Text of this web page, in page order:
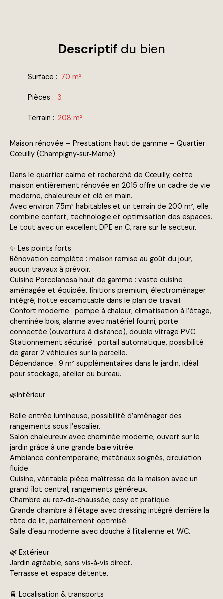
Descriptif du bien
Surface : 70 m²
Pièces : 3
Terrain : 208 m²
Maison rénovée – Prestations haut de gamme – Quartier
Cœuilly (Champigny‑sur‑Marne)
Dans le quartier calme et recherché de Cœuilly, cette
maison entièrement rénovée en 2015 offre un cadre de vie
moderne, chaleureux et clé en main.
Avec environ 75m² habitables et un terrain de 200 m², elle
combine confort, technologie et optimisation des espaces.
Le tout avec un excellent DPE en C, rare sur le secteur.
✨ Les points forts
Rénovation complète : maison remise au goût du jour,
aucun travaux à prévoir.
Cuisine Porcelanosa haut de gamme : vaste cuisine
aménagée et équipée, finitions premium, électroménager
intégré, hotte escamotable dans le plan de travail.
Confort moderne : pompe à chaleur, climatisation à l’étage,
cheminée bois, alarme avec matériel fourni, porte
connectée (ouverture à distance), double vitrage PVC.
Stationnement sécurisé : portail automatique, possibilité
de garer 2 véhicules sur la parcelle.
Dépendance : 9 m² supplémentaires dans le jardin, idéal
pour stockage, atelier ou bureau.
🌿Intérieur
Belle entrée lumineuse, possibilité d’aménager des
rangements sous l’escalier.
Salon chaleureux avec cheminée moderne, ouvert sur le
jardin grâce à une grande baie vitrée.
Ambiance contemporaine, matériaux soignés, circulation
fluide.
Cuisine, véritable pièce maîtresse de la maison avec un
grand îlot central, rangements généreux.
Chambre au rez‑de‑chaussée, cosy et pratique.
Grande chambre à l’étage avec dressing intégré derrière la
tête de lit, parfaitement optimisé.
Salle d’eau moderne avec douche à l’italienne et WC.
🌿 Extérieur
Jardin agréable, sans vis‑à‑vis direct.
Terrasse et espace détente.
🚆 Localisation & transports